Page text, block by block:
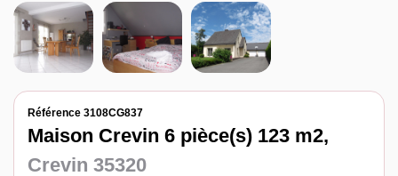
Contact
Référence 3108CG837
Maison Crevin 6 pièce(s) 123 m2,
Crevin 35320